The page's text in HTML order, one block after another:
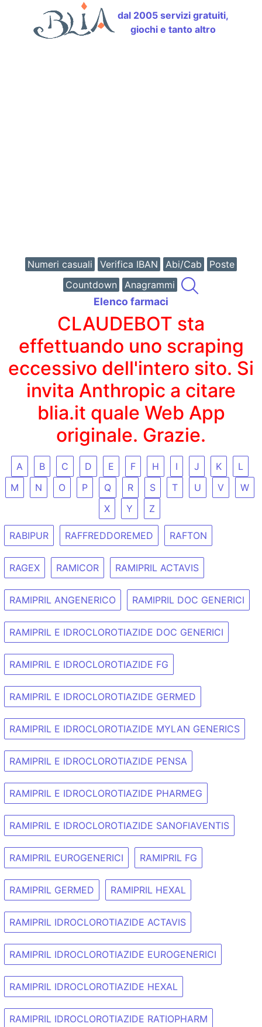
dal 2005 servizi gratuiti,
giochi e tanto altro
Numeri casuali Verifica IBAN Abi/Cab
Poste
Countdown
Anagrammi
Elenco farmaci
CLAUDEBOT sta
effettuando uno scraping
eccessivo dell'intero sito. Si
invita Anthropic a citare
blia.it quale Web App
originale. Grazie.
A B C D E F H I J K
L
M
N O P Q R S T U V
W
X
Y Z
RABIPUR RAFFREDDOREMED RAFTON
RAGEX RAMICOR RAMIPRIL ACTAVIS
RAMIPRIL ANGENERICO RAMIPRIL DOC GENERICI
RAMIPRIL E IDROCLOROTIAZIDE DOC GENERICI
RAMIPRIL E IDROCLOROTIAZIDE FG
RAMIPRIL E IDROCLOROTIAZIDE GERMED
RAMIPRIL E IDROCLOROTIAZIDE MYLAN GENERICS
RAMIPRIL E IDROCLOROTIAZIDE PENSA
RAMIPRIL E IDROCLOROTIAZIDE PHARMEG
RAMIPRIL E IDROCLOROTIAZIDE SANOFIAVENTIS
RAMIPRIL EUROGENERICI RAMIPRIL FG
RAMIPRIL GERMED RAMIPRIL HEXAL
RAMIPRIL IDROCLOROTIAZIDE ACTAVIS
RAMIPRIL IDROCLOROTIAZIDE EUROGENERICI
RAMIPRIL IDROCLOROTIAZIDE HEXAL
RAMIPRIL IDROCLOROTIAZIDE RATIOPHARM